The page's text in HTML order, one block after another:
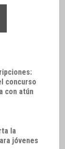
concurso
con atún
la
jóvenes